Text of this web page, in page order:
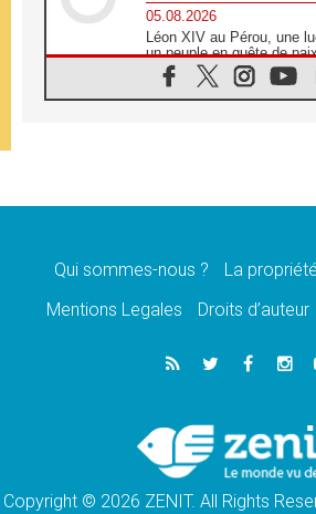
05.08.2026
Léon XIV au Pérou, une
un peuple en quête de
05.08.2026
SCEAM: L'Église en
en Argentine et au Pérou
Audience générale: la
d'espérance
04.08.2026
Léon XIV invite les
Au Nigéria, attaques
enlèvements de religieux
Qui sommes-nous ? La propriété
Mentions Legales
Droits d’auteur
Copyright © 2026 ZENIT. All Rights